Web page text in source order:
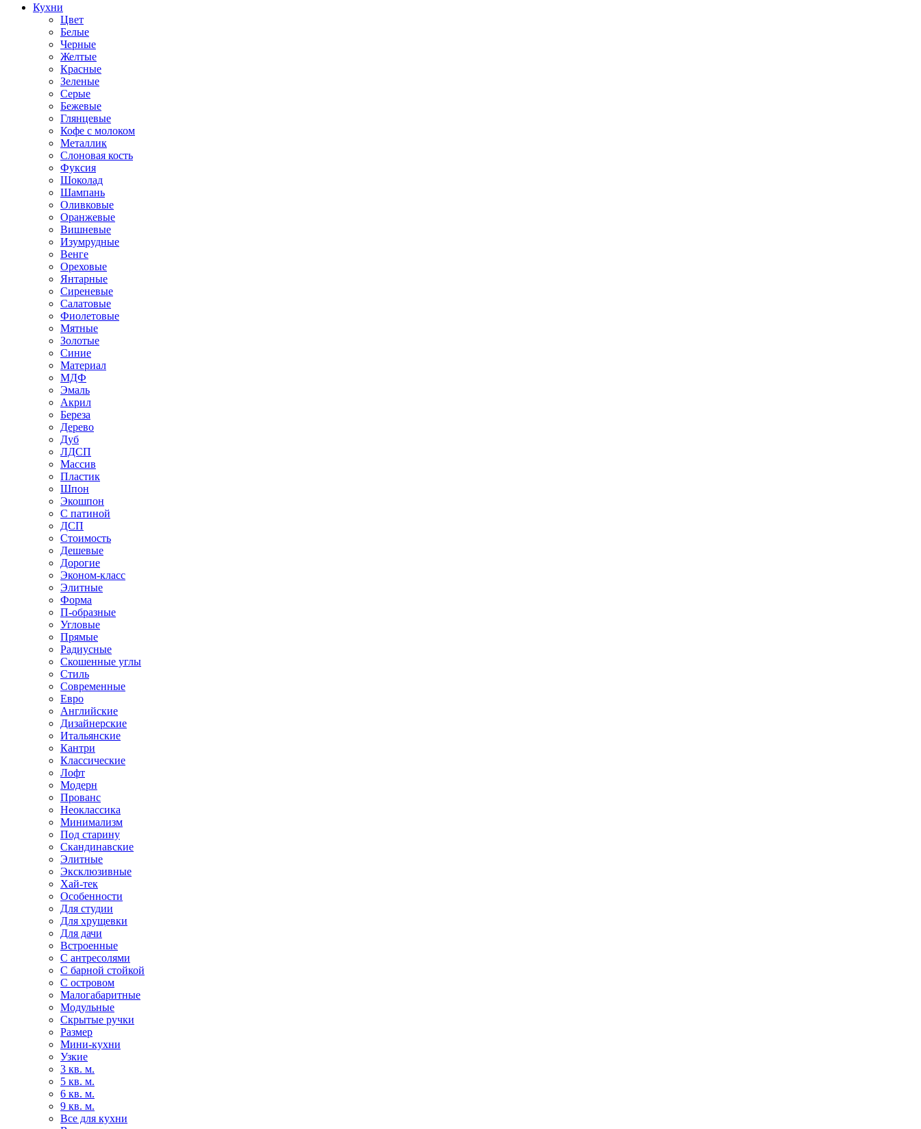
Кухни
Цвет
Белые
Черные
Желтые
Красные
Зеленые
Серые
Бежевые
Глянцевые
Кофе с молоком
Металлик
Слоновая кость
Фуксия
Шоколад
Шампань
Оливковые
Оранжевые
Вишневые
Изумрудные
Венге
Ореховые
Янтарные
Сиреневые
Салатовые
Фиолетовые
Мятные
Золотые
Синие
Материал
МДФ
Эмаль
Акрил
Береза
Дерево
Дуб
ЛДСП
Массив
Пластик
Шпон
Экошпон
С патиной
ДСП
Стоимость
Дешевые
Дорогие
Эконом-класс
Элитные
Форма
П-образные
Угловые
Прямые
Радиусные
Скошенные углы
Стиль
Современные
Евро
Английские
Дизайнерские
Итальянские
Кантри
Классические
Лофт
Модерн
Прованс
Неоклассика
Минимализм
Под старину
Скандинавские
Элитные
Эксклюзивные
Хай-тек
Особенности
Для студии
Для хрущевки
Для дачи
Встроенные
С антресолями
С барной стойкой
С островом
Малогабаритные
Модульные
Скрытые ручки
Размер
Мини-кухни
Узкие
3 кв. м.
5 кв. м.
6 кв. м.
9 кв. м.
Все для кухни